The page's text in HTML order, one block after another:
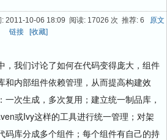
2011-10-06 18:09 阅读: 17026 次 推荐: 6
原文
链接
[收藏]
，我们讨论了如何在代码变得庞大，组件
和内部组件依赖管理，从而提高构建效
次生成，多次复用；建立统一制品库，
或Ivy这样的工具进行统一管理；对架
码库分成多个组件；每个组件有自己的持